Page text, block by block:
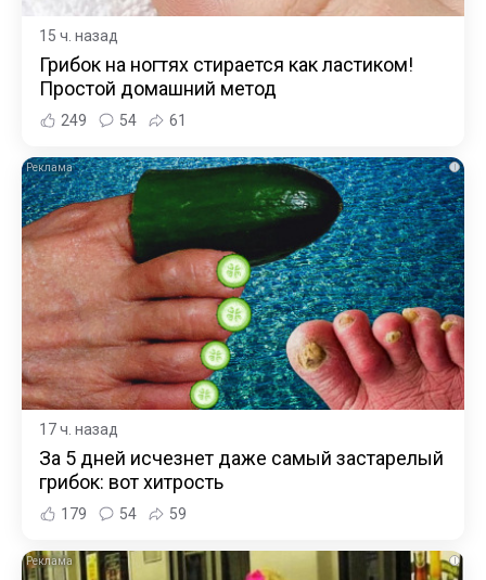
15 ч. назад
Грибок на ногтях стирается как ластиком!
Простой домашний метод
249 54 61
i
17 ч. назад
За 5 дней исчезнет даже самый застарелый
грибок: вот хитрость
179 54 59
i